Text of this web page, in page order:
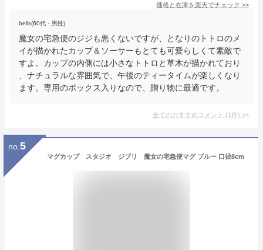
価格と在庫を楽天でチェック >>
bells(60代・男性)
魔女の宅急便のジジも悪くないですが、となりのトトロのメ
イが描かれたカップ＆ソーサーもとても可愛らしくて素敵で
すよ。カップの内側には小さなトトロと草木が描かれており
、ナチュラルな雰囲気で、午後のティータイムが楽しくなり
ます。専用のボックス入りなので、贈り物に最適です。
全てのおすすめコメント (1件) >
no. 5
マグカップ スタジオ ジブリ 魔女の宅急便マグ ブルー 口径8cm